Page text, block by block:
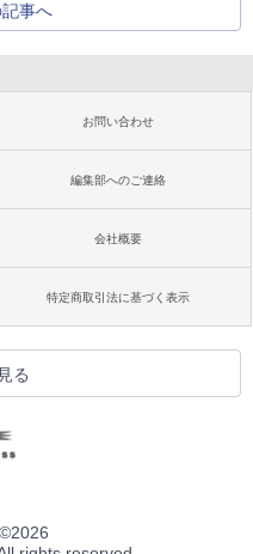
事へ
お問い合わせ
編集部へのご連絡
会社概要
特定商取引法に基づく表示
る
2026